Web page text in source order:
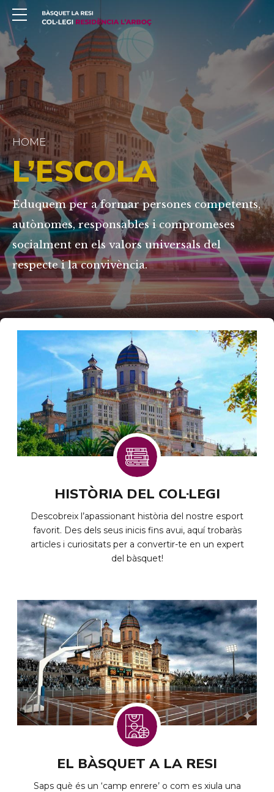
HOME
L’ESCOLA
Eduquem per a formar persones competents,
autònomes, responsables i compromeses
socialment en els valors universals del
respecte i la convivència.
HISTÒRIA DEL COL·LEGI
Descobreix l’apassionant història del nostre esport
favorit. Des dels seus inicis fins avui, aquí trobaràs
articles i curiositats per a convertir-te en un expert
del bàsquet!
EL BÀSQUET A LA RESI
Saps què és un ‘camp enrere’ o com es xiula una